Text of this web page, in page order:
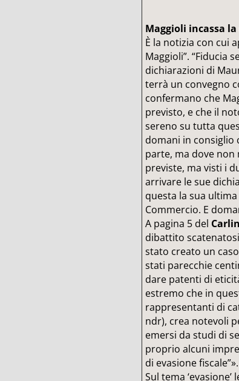
Maggioli incassa
È la notizia con cui
Maggioli”. “Fiducia
dichiarazioni di
terrà un convegno
confermano che
previsto, e che il
sereno su tutta
domani in consiglio
parte, ma dove
previste, ma visti i
arrivare le sue
questa la sua
Commercio. E
A pagina 5 del
dibattito
stato creato un
stati parecchie
dare patenti di
estremo che in
rappresentanti di
ndr), crea notevoli
emersi da studi di
proprio alcuni
di evasione fiscale”».
Sul tema ‘evasione’